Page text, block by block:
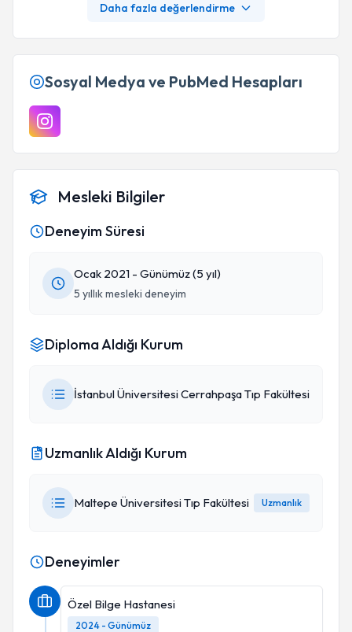
Daha fazla değerlendirme
Sosyal Medya ve PubMed Hesapları
Mesleki Bilgiler
Deneyim Süresi
Ocak 2021 - Günümüz (5 yıl)
5 yıllık mesleki deneyim
Diploma Aldığı Kurum
İstanbul Üniversitesi Cerrahpaşa Tıp Fakültesi
Uzmanlık Aldığı Kurum
Maltepe Üniversitesi Tıp Fakültesi Uzmanlık
Deneyimler
Özel Bilge Hastanesi
2024 - Günümüz